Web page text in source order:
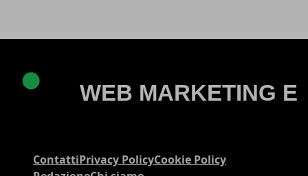
ContattiPrivacy PolicyCookie Policy